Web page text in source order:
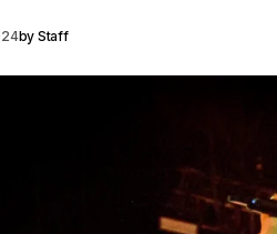
by Staff